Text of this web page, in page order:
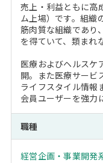
売上・利益ともに高
ム上場）です。組織
筋肉質な組織であり
を得ていて、類まれ
医療およびヘルスケ
開。また医療サービ
ライフスタイル情報
会員ユーザーを強力
職種
経営企画・事業開発